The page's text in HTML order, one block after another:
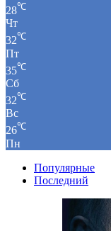
28℃
Чт
32℃
Пт
35℃
Сб
32℃
Вс
26℃
Пн
Популярные
Последний